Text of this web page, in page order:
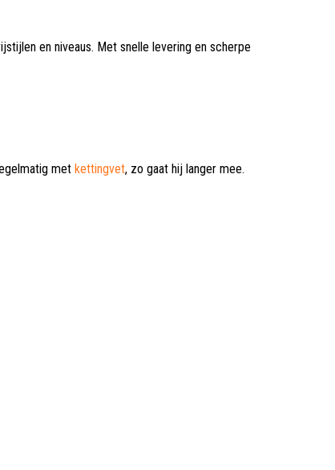
en niveaus. Met snelle levering en scherpe
met kettingvet, zo gaat hij langer mee.